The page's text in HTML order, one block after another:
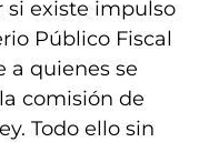
existe impulso
Público Fiscal
a quienes se
comisión de
Todo ello sin